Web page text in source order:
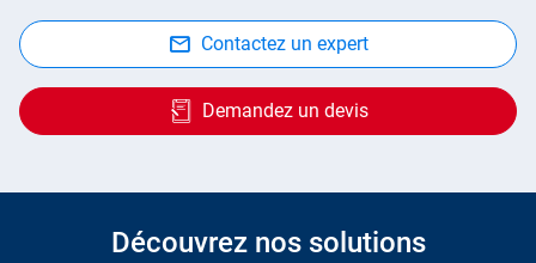
Contactez un expert
Demandez un devis
Découvrez nos solutions